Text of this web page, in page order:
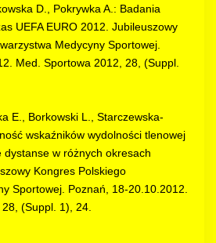
D., Pokrywka A.: Badania
UEFA EURO 2012. Jubileuszowy
Medycyny Sportowej.
Med. Sportowa 2012, 28, (Suppl.
E., Borkowski L., Starczewska-
wskaźników wydolności tlenowej
w różnych okresach
Kongres Polskiego
Sportowej. Poznań, 18-20.10.2012.
(Suppl. 1), 24.